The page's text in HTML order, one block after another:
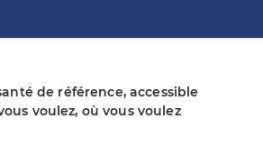
de référence, accessible
voulez, où vous voulez